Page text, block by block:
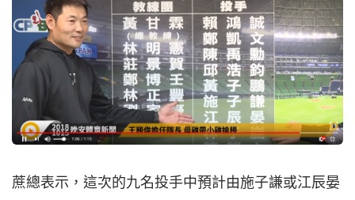
蔗總表示，這次的九名投手中預計由施子謙或江辰晏